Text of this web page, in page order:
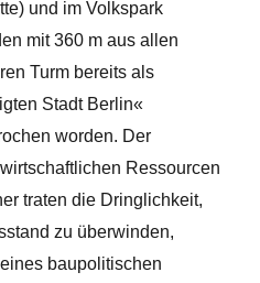
und im Volkspark
mit 360 m aus allen
Turm bereits als
Stadt Berlin«
worden. Der
Ressourcen
traten die Dringlichkeit,
zu überwinden,
baupolitischen